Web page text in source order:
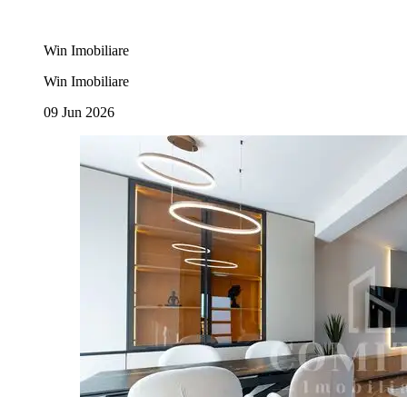
Win Imobiliare
Win Imobiliare
09 Jun 2026